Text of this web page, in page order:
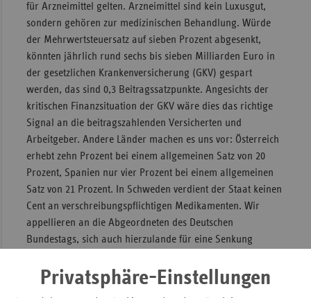
Privatsphäre-Einstellungen
für Arzneimittel gelten. Arzneimittel sind kein Luxusgut,
sondern gehören zur medizinischen Behandlung. Würde
der Mehrwertsteuersatz auf sieben Prozent abgesenkt,
könnten jährlich rund sechs bis sieben Milliarden Euro in
der gesetzlichen Krankenversicherung (GKV) gespart
werden, das sind 0,3 Beitragssatzpunkte. Angesichts der
kritischen Finanzsituation der GKV wäre dies das richtige
Signal an die beitragszahlenden Versicherten und
Arbeitgeber. Andere Länder machen es uns vor: Österreich
erhebt zehn Prozent bei einem allgemeinen Satz von 20
Prozent, Spanien nur vier Prozent bei einem allgemeinen
Satz von 21 Prozent. In Schweden verdient der Staat keinen
Cent an verschreibungspflichtigen Medikamenten. Wir
appellieren an die Abgeordneten des Deutschen
Bundestags, sich auch hierzulande für eine Senkung